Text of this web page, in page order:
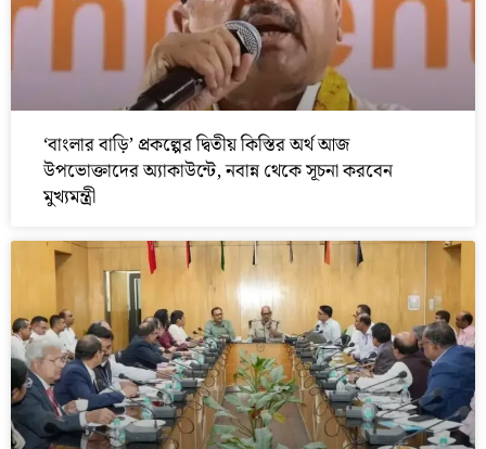
‘বাংলার বাড়ি’ প্রকল্পের দ্বিতীয় কিস্তির অর্থ আজ
উপভোক্তাদের অ্যাকাউন্টে, নবান্ন থেকে সূচনা করবেন
মুখ্যমন্ত্রী